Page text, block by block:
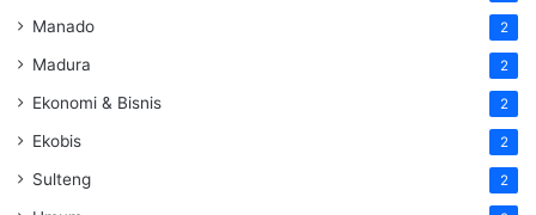
Manado 2
Madura 2
Ekonomi & Bisnis 2
Ekobis 2
Sulteng 2